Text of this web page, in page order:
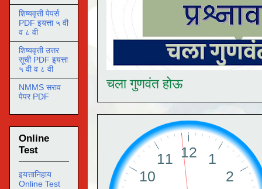
चला गुणवंत होऊ
शिष्यवृत्ती पेपर्स
PDF इयत्ता ५ वी
व ८ वी
शिष्यवृत्ती उत्तर
सूची PDF इयत्ता
५ वी व ८ वी
NMMS सराव
पेपर PDF
Online
Test
इयत्तानिहाय
Online Test